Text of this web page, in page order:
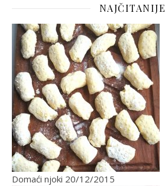
NAJČITANIJE
Domaći njoki 20/12/2015